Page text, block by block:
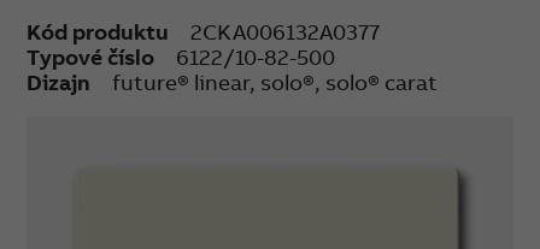
Montážna poloha: zvislá
Stupeň krytia: IP 20
Rozsah pracovných teplôt: -5 °C až 45 °C
Kód produktu
2CKA006132A0377
Typové číslo
6122/10-82-500
Dizajn
future® linear, solo®, solo® carat